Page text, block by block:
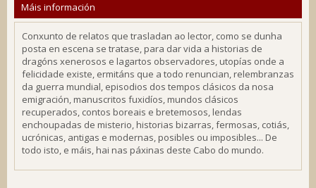
Máis información
Conxunto de relatos que trasladan ao lector, como se dunha
posta en escena se tratase, para dar vida a historias de
dragóns xenerosos e lagartos observadores, utopías onde a
felicidade existe, ermitáns que a todo renuncian, relembranzas
da guerra mundial, episodios dos tempos clásicos da nosa
emigración, manuscritos fuxidíos, mundos clásicos
recuperados, contos boreais e bretemosos, lendas
enchoupadas de misterio, historias bizarras, fermosas, cotiás,
ucrónicas, antigas e modernas, posibles ou imposibles... De
todo isto, e máis, hai nas páxinas deste Cabo do mundo.